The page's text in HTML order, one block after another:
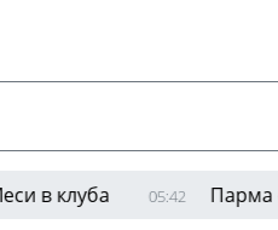
05:42 Парма обяви